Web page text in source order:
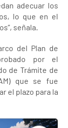
adecuar los
lo que en el
señala.
del Plan de
por el
de Trámite de
que se fue
el plazo para la